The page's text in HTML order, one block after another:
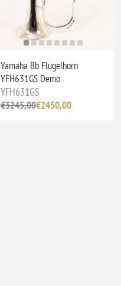
Yamaha Bb Flugelhorn
YFH631GS Demo
YFH631GS
€3245,00€2450,00